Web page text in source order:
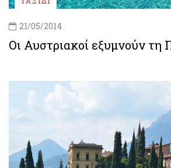
21/05/2014
Οι Αυστριακοί εξυμνούν τη